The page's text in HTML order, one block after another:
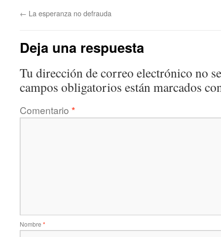
← La esperanza no defrauda
Deja una respuesta
Tu dirección de correo electrónico no
campos obligatorios están marcados
Comentario *
Nombre *